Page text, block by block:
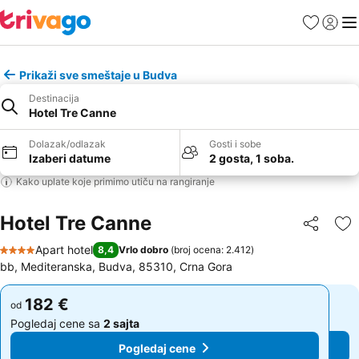
FavoritiPrijavi
Prikaži sve smeštaje u Budva
Destinacija
Hotel Tre Canne
Dolazak/odlazak
Izaberi datume
Gosti i sobe
2 gosta, 1 soba.
Kako uplate koje primimo utiču na rangiranje
Hotel Tre Canne Deli
4 Zvezdice
Apart hotel 8,4 Vrlo dobro (broj ocena: 2.412)
bb, Mediteranska, Budva, 85310, Crna Gora
od 182 €
Pogledaj cene sa 2 sajta
Pogledaj cene
od 182 €
Pogledaj cene sa 2 sajta
Pogledaj cene